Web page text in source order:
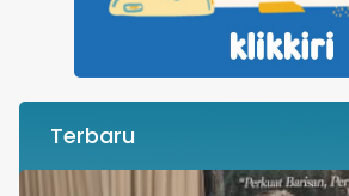
Terbaru